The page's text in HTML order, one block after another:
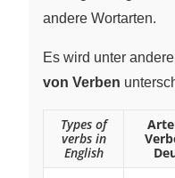
andere Wortarten.
Es wird unter
von Verben
Types of
verbs in
English